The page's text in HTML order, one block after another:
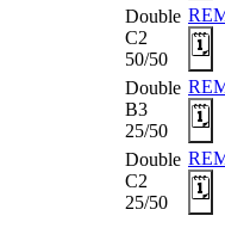
Double
C2
50/50
🗓️
Double
B3
25/50
🗓️
Double
C2
25/50
🗓️